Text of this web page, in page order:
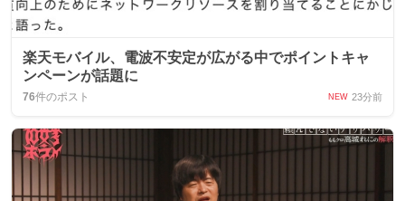
楽天モバイル、電波不安定が広がる中でポイントキャ
ンペーンが話題に
76件のポスト NEW 23分前